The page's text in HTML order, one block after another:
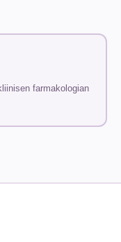
farmakologian